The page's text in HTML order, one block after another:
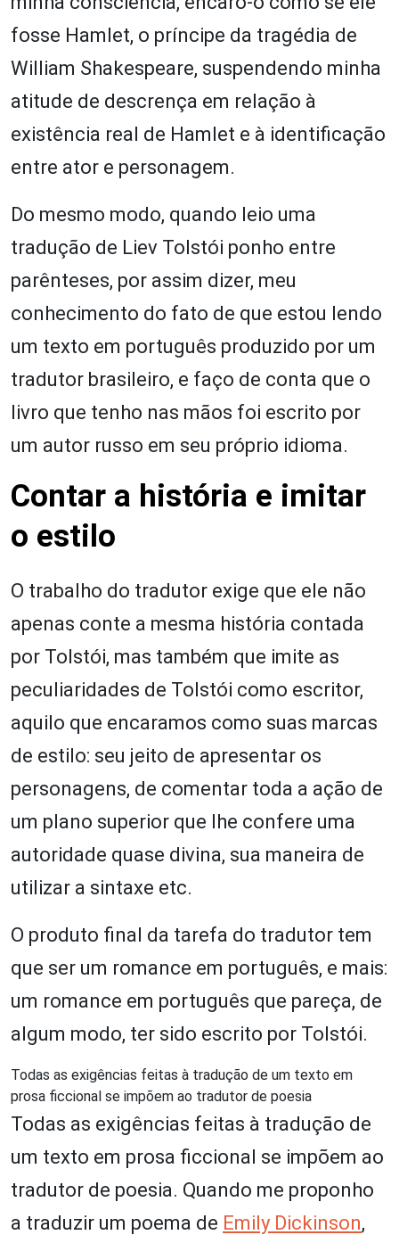
fosse Hamlet, o príncipe da tragédia de
William Shakespeare, suspendendo minha
atitude de descrença em relação à
existência real de Hamlet e à identificação
entre ator e personagem.
Do mesmo modo, quando leio uma
tradução de Liev Tolstói ponho entre
parênteses, por assim dizer, meu
conhecimento do fato de que estou lendo
um texto em português produzido por um
tradutor brasileiro, e faço de conta que o
livro que tenho nas mãos foi escrito por
um autor russo em seu próprio idioma.
Contar a história e imitar
o estilo
O trabalho do tradutor exige que ele não
apenas conte a mesma história contada
por Tolstói, mas também que imite as
peculiaridades de Tolstói como escritor,
aquilo que encaramos como suas marcas
de estilo: seu jeito de apresentar os
personagens, de comentar toda a ação de
um plano superior que lhe confere uma
autoridade quase divina, sua maneira de
utilizar a sintaxe etc.
O produto final da tarefa do tradutor tem
que ser um romance em português, e mais:
um romance em português que pareça, de
algum modo, ter sido escrito por Tolstói.
Todas as exigências feitas à tradução de um texto em
prosa ficcional se impõem ao tradutor de poesia
Todas as exigências feitas à tradução de
um texto em prosa ficcional se impõem ao
tradutor de poesia. Quando me proponho
a traduzir um poema de Emily Dickinson,